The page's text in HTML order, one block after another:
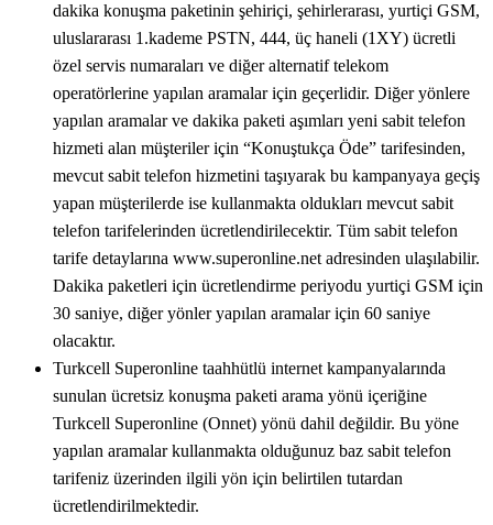
dakika konuşma paketinin şehiriçi, şehirlerarası, yurtiçi GSM,
uluslararası 1.kademe PSTN, 444, üç haneli (1XY) ücretli
özel servis numaraları ve diğer alternatif telekom
operatörlerine yapılan aramalar için geçerlidir. Diğer yönlere
yapılan aramalar ve dakika paketi aşımları yeni sabit telefon
hizmeti alan müşteriler için “Konuştukça Öde” tarifesinden,
mevcut sabit telefon hizmetini taşıyarak bu kampanyaya geçiş
yapan müşterilerde ise kullanmakta oldukları mevcut sabit
telefon tarifelerinden ücretlendirilecektir. Tüm sabit telefon
tarife detaylarına www.superonline.net adresinden ulaşılabilir.
Dakika paketleri için ücretlendirme periyodu yurtiçi GSM için
30 saniye, diğer yönler yapılan aramalar için 60 saniye
olacaktır.​
Turkcell Superonline taahhütlü internet kampanyalarında
sunulan ücretsiz konuşma paketi arama yönü içeriğine
Turkcell Superonline (Onnet) yönü dahil değildir. Bu yöne
yapılan aramalar kullanmakta olduğunuz baz sabit telefon
tarifeniz üzerinden ilgili yön için belirtilen tutardan
ücretlendirilmektedir.